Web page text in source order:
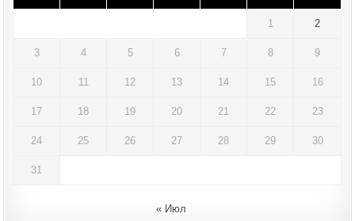
1 2
3 4 5 6 7 8 9
10 11 12 13 14 15 16
17 18 19 20 21 22 23
24 25 26 27 28 29 30
31
« Июл